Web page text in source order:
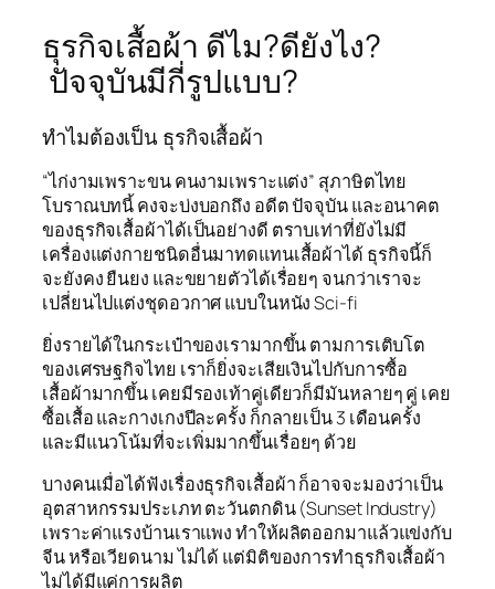
ธุรกิจเสื้อผ้า ดีไม?ดียังไง?
ปัจจุบันมีกี่รูปแบบ?
ทำไมต้องเป็น ธุรกิจเสื้อผ้า
“ไก่งามเพราะขน คนงามเพราะแต่ง” สุภาษิตไทย
โบราณบทนี้ คงจะบ่งบอกถึง อดีต ปัจจุบัน และอนาคต
ของธุรกิจเสื้อผ้าได้เป็นอย่างดี ตราบเท่าที่ยังไม่มี
เครื่องแต่งกายชนิดอื่นมาทดแทนเสื้อผ้าได้ ธุรกิจนี้ก็
จะยังคง ยืนยง และขยายตัวได้เรื่อยๆ จนกว่าเราจะ
เปลี่ยนไปแต่งชุดอวกาศ แบบในหนัง Sci-fi
ยิ่งรายได้ในกระเป๋าของเรามากขึ้น ตามการเติบโต
ของเศรษฐกิจไทย เราก็ยิ่งจะเสียเงินไปกับการซื้อ
เสื้อผ้ามากขึ้น เคยมีรองเท้าคู่เดียวก็มีมันหลายๆ คู่ เคย
ซื้อเสื้อ และกางเกงปีละครั้ง ก็กลายเป็น 3 เดือนครั้ง
และมีแนวโน้มที่จะเพิ่มมากขึ้นเรื่อยๆ ด้วย
บางคนเมื่อได้ฟังเรื่องธุรกิจเสื้อผ้า ก็อาจจะมองว่าเป็น
อุตสาหกรรมประเภท ตะวันตกดิน (Sunset Industry)
เพราะค่าแรงบ้านเราแพง ทำให้ผลิตออกมาแล้วแข่งกับ
จีน หรือเวียดนาม ไม่ได้ แต่มิติของการทำธุรกิจเสื้อผ้า
ไม่ได้มีแค่การผลิต